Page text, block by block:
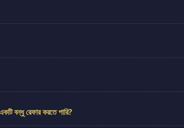
বন্ধু রেফার করতে পারি?